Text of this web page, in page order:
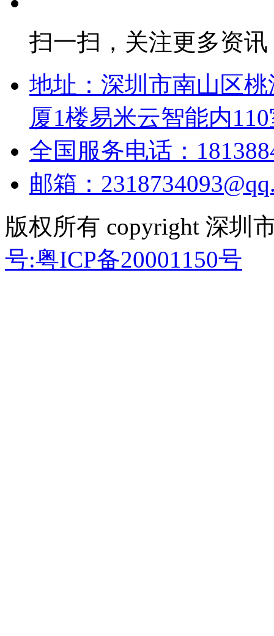
扫一扫，关注更多资讯
地址：深圳市南山区
厦1楼易米云智能内
全国服务电话：
邮箱：
版权所有 copyright 深圳
号:粤ICP备20001150号